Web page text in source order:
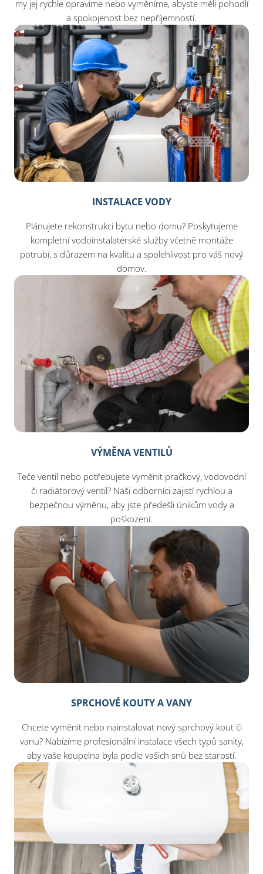
my jej rychle opravíme nebo vyměníme, abyste měli pohodlí
a spokojenost bez nepříjemností.
INSTALACE VODY
Plánujete rekonstrukci bytu nebo domu? Poskytujeme
kompletní vodoinstalatérské služby včetně montáže
potrubí, s důrazem na kvalitu a spolehlivost pro váš nový
domov.
VÝMĚNA VENTILŮ
Teče ventil nebo potřebujete vyměnit pračkový, vodovodní
či radiátorový ventil? Naši odborníci zajistí rychlou a
bezpečnou výměnu, aby jste předešli únikům vody a
poškození.
SPRCHOVÉ KOUTY A VANY
Chcete vyměnit nebo nainstalovat nový sprchový kout či
vanu? Nabízíme profesionální instalace všech typů sanity,
aby vaše koupelna byla podle vašich snů bez starostí.